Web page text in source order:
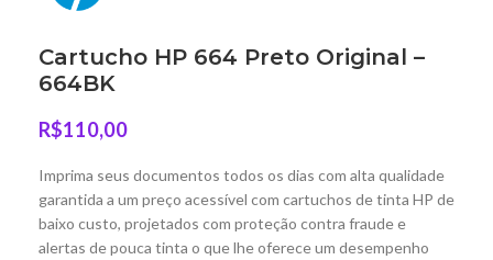
Cartucho HP 664 Preto Original –
664BK
R$110,00
Imprima seus documentos todos os dias com alta qualidade
garantida a um preço acessível com cartuchos de tinta HP de
baixo custo, projetados com proteção contra fraude e
alertas de pouca tinta o que lhe oferece um desempenho